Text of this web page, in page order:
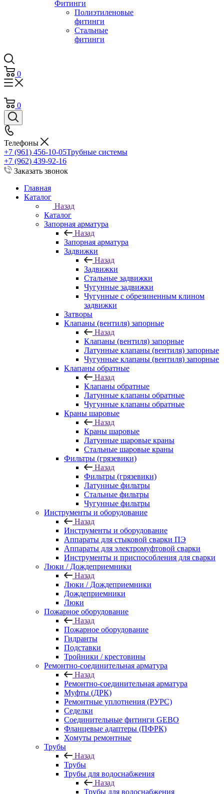
Фитинги
Полиэтиленовые
фитинги
Стальные
фитинги
0
0
Телефоны
+7 (961) 456-10-05Трубные системы
+7 (962) 439-92-16
Заказать звонок
Главная
Каталог
Назад
Каталог
Запорная арматура
Назад
Запорная арматура
Задвижки
Назад
Задвижки
Стальные задвижки
Чугунные задвижки
Чугунные с обрезиненным клином
задвижки
Затворы
Клапаны (вентиля) запорные
Назад
Клапаны (вентиля) запорные
Латунные клапаны (вентиля) запорные
Чугунные клапаны (вентиля) запорные
Клапаны обратные
Назад
Клапаны обратные
Латунные клапаны обратные
Чугунные клапаны обратные
Краны шаровые
Назад
Краны шаровые
Латунные шаровые краны
Стальные шаровые краны
Фильтры (грязевики)
Назад
Фильтры (грязевики)
Латунные фильтры
Стальные фильтры
Чугунные фильтры
Инструменты и оборудование
Назад
Инструменты и оборудование
Аппараты для стыковой сварки ПЭ
Аппараты для электромуфтовой сварки
Инструменты и приспособления для сварки
Люки / Дождеприемники
Назад
Люки / Дождеприемники
Дождеприемники
Люки
Пожарное оборудование
Назад
Пожарное оборудование
Гидранты
Подставки
Тройники / крестовины
Ремонтно-соединительная арматура
Назад
Ремонтно-соединительная арматура
Муфты (ДРК)
Ремонтные уплотнения (РУРС)
Седелки
Соединительные фитинги GEBO
Фланцевые адаптеры (ПФРК)
Хомуты ремонтные
Трубы
Назад
Трубы
Трубы для водоснабжения
Назад
Трубы для водоснабжения